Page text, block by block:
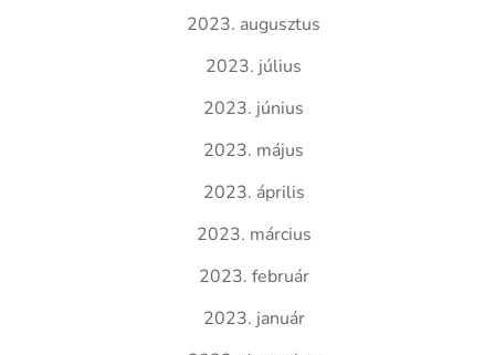
2023. augusztus
2023. július
2023. június
2023. május
2023. április
2023. március
2023. február
2023. január